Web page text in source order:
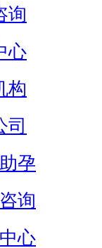
询
心
构
司
孕
询
心